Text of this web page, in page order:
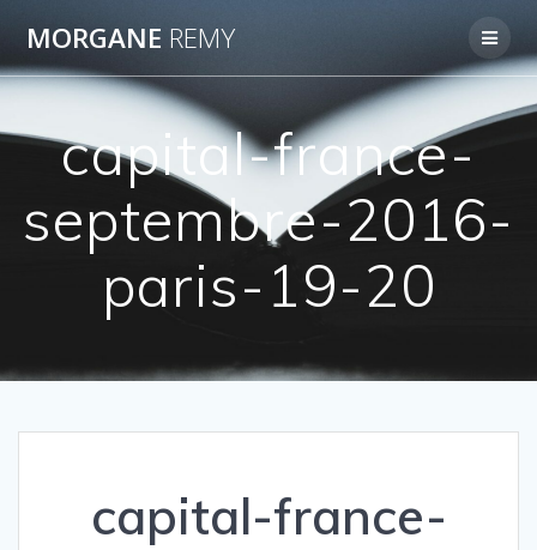
MORGANE REMY
capital-france-
septembre-2016-
paris-19-20
capital-france-